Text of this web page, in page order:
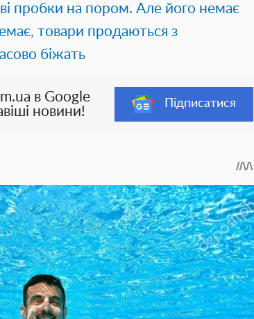
пробки на пором. Але його немає
товари продаються з
біжать
в Google
новини!
Підписатися